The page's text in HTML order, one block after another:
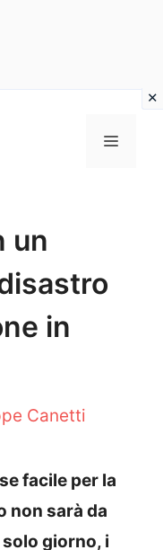
Menu
un
in
Canetti
facile per la
non sarà da
giorno, i